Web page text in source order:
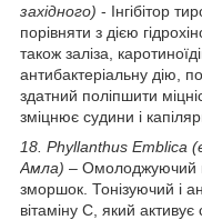
західного) - Інгібітор
порівняти з дією
також заліза,
антибактеріальну дію,
здатний поліпшити
зміцнює судини і
18. Phyllanthus Emblica
Амла) – Омолоджуючий
зморшок. Тонізуючий і
вітаміну C, який